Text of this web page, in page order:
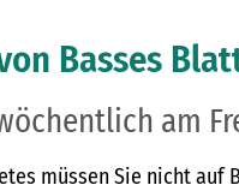
Basses
am
müssen Sie nicht